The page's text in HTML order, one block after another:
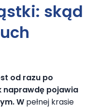
skąd
od razu po
naprawdę pojawia
W pełnej krasie